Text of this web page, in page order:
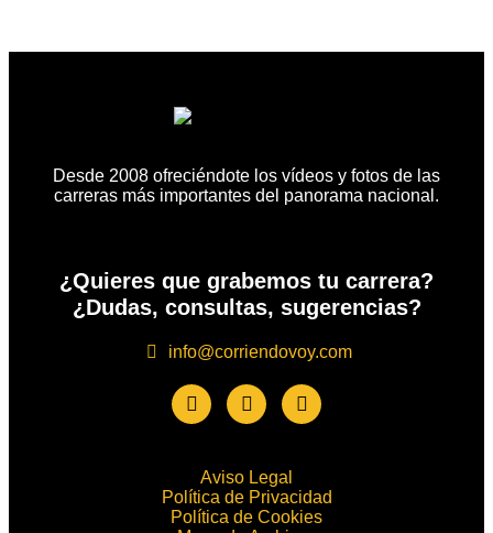
Desde 2008 ofreciéndote los vídeos y fotos de las
carreras más importantes del panorama nacional.
¿Quieres que grabemos tu carrera?
¿Dudas, consultas, sugerencias?
info@corriendovoy.com
Aviso Legal
Política de Privacidad
Política de Cookies